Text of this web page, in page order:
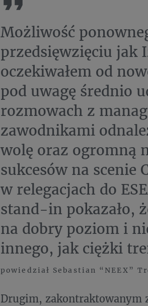
Możliwość
przedsięwzięciu jak
oczekiwałem od
pod uwagę średnio
rozmowach z
zawodnikami
wolę oraz ogromną
sukcesów na scenie
w relegacjach do
stand-in pokazało,
na dobry poziom i
innego, jak ciężki
powiedział Sebastian “NEEX”
Drugim, zakontraktowanym